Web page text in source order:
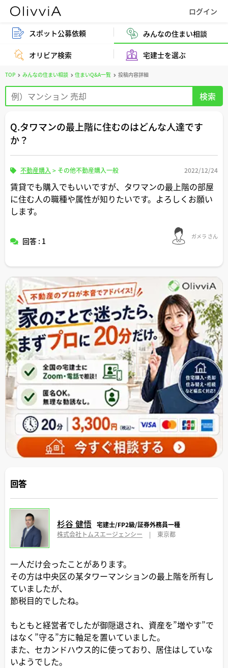
スポット公募依頼 みんなの住まい相談
オリビア検索 宅建士を選ぶ
TOP みんなの住まい相談 住まいQ&A一覧 投稿内容詳細
Q.タワマンの最上階に住むのはどんな人達です
か？
不動産購入 > その他不動産購入一般 2022/12/24
賃貸でも購入でもいいですが、タワマンの最上階の部屋
に住む人の職種や属性が知りたいです。よろしくお願い
します。
回答 : 1 ガメラ さん
回答
杉谷 健悟 宅建士/FP2級/証券外務員一種
株式会社トムスエージェンシー
| 東京都
一人だけ会ったことがあります。
その方は中央区の某タワーマンションの最上階を所有し
ていましたが、
節税目的でしたね。
もともと経営者でしたが御隠退され、資産を”増やす”で
はなく”守る”方に軸足を置いていました。
また、セカンドハウス的に使っており、居住はしていな
いようでした。